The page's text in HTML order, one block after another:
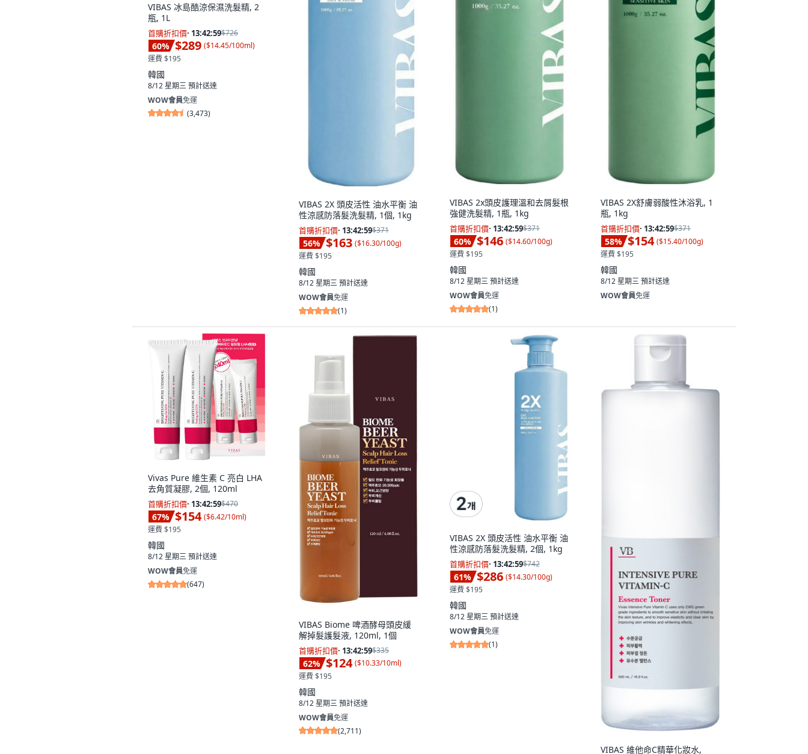
VIBAS 冰島酷涼保濕洗髮精, 2
瓶, 1L
首購折扣價· 13:42:58$726
60% $289 ($14.45/100ml)
運費 $195
韓國
8/12 星期三預計送達
WOW會員免運
(3,473)
VIBAS 2X 頭皮活性 油水平衡 油
性涼感防落髮洗髮精, 1個, 1kg
首購折扣價· 13:42:58$371
56% $163 ($16.30/100g)
運費 $195
韓國
8/12 星期三預計送達
WOW會員免運
(1)
VIBAS 2x頭皮護理溫和去屑髮根
強健洗髮精, 1瓶, 1kg
首購折扣價· 13:42:58$371
60% $146 ($14.60/100g)
運費 $195
韓國
8/12 星期三預計送達
WOW會員免運
(1)
VIBAS 2X舒膚弱酸性沐浴乳, 1
瓶, 1kg
首購折扣價· 13:42:58$371
58% $154 ($15.40/100g)
運費 $195
韓國
8/12 星期三預計送達
WOW會員免運
Vivas Pure 維生素 C 亮白 LHA
去角質凝膠, 2個, 120ml
首購折扣價· 13:42:58$470
67% $154 ($6.42/10ml)
運費 $195
韓國
8/12 星期三預計送達
WOW會員免運
(647)
VIBAS Biome 啤酒酵母頭皮緩
解掉髮護髮液, 120ml, 1個
首購折扣價· 13:42:58$335
62% $124 ($10.33/10ml)
運費 $195
韓國
8/12 星期三預計送達
WOW會員免運
(2,711)
VIBAS 2X 頭皮活性 油水平衡 油
性涼感防落髮洗髮精, 2個, 1kg
首購折扣價· 13:42:58$742
61% $286 ($14.30/100g)
運費 $195
韓國
8/12 星期三預計送達
WOW會員免運
(1)
VIBAS 維他命C精華化妝水,